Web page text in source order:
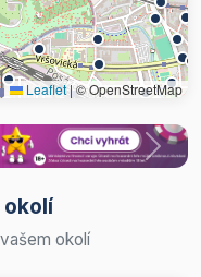
Leaflet|© OpenStreetMap
okolí
okolí